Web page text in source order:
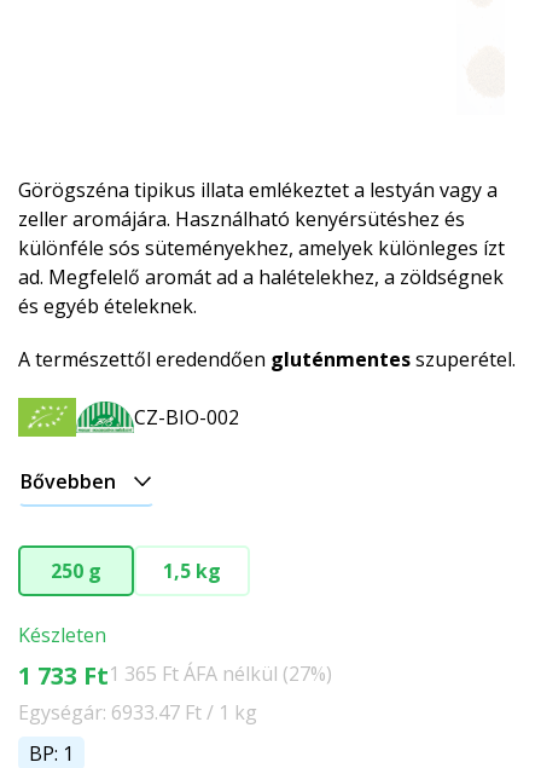
Görögszéna tipikus illata emlékeztet a lestyán vagy a
zeller aromájára. Használható kenyérsütéshez és
különféle sós süteményekhez, amelyek különleges ízt
ad. Megfelelő aromát ad a halételekhez, a zöldségnek
és egyéb ételeknek.
A természettől eredendően gluténmentesszuperétel.
CZ-BIO-002
Bővebben
250 g 1,5 kg
Készleten
1 733 Ft1 365 Ft ÁFA nélkül (27%)
Egységár: 6933.47 Ft / 1 kg
BP: 1